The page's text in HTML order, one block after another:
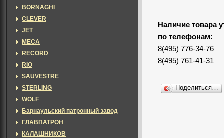
Наличие товара
по телефонам:
8(495) 776-34-76
8(495) 761-41-31
Поделиться…
BORNAGHI
CLEVER
JET
MECA
RECORD
RIO
SAUVESTRE
STERLING
WOLF
Барнаульский патронный завод
ГЛАВПАТРОН
КАЛАШНИКОВ